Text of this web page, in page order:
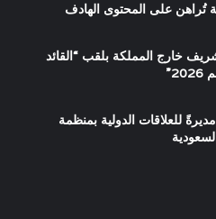
تُراهن على المحتوى الهادف
خارج المملكة بلقب “القائد
للعلاقات الدولية بمنظمة